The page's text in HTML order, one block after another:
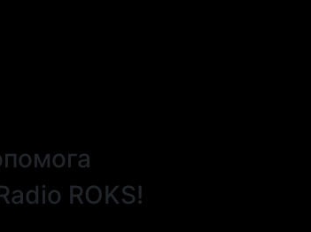
ROKS!